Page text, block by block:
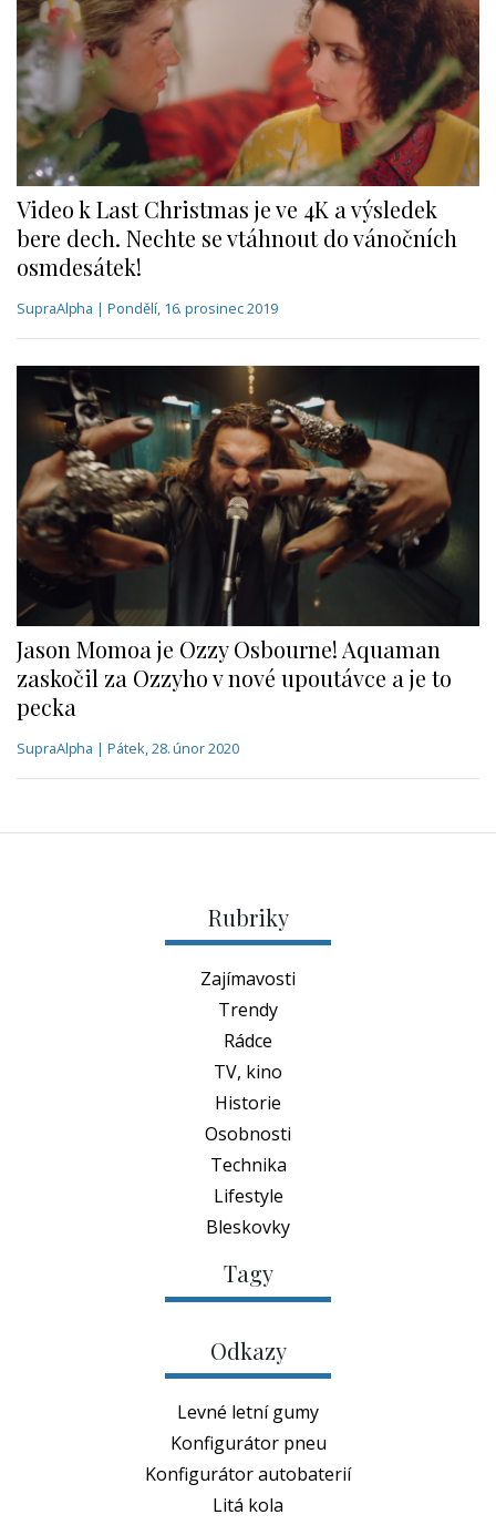
Video k Last Christmas je ve 4K a výsledek
bere dech. Nechte se vtáhnout do vánočních
osmdesátek!
SupraAlpha | Pondělí, 16. prosinec 2019
Jason Momoa je Ozzy Osbourne! Aquaman
zaskočil za Ozzyho v nové upoutávce a je to
pecka
SupraAlpha | Pátek, 28. únor 2020
Rubriky
Zajímavosti
Trendy
Rádce
TV, kino
Historie
Osobnosti
Technika
Lifestyle
Bleskovky
Tagy
Odkazy
Levné letní gumy
Konfigurátor pneu
Konfigurátor autobaterií
Litá kola